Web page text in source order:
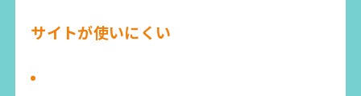
サイトが使いにくい